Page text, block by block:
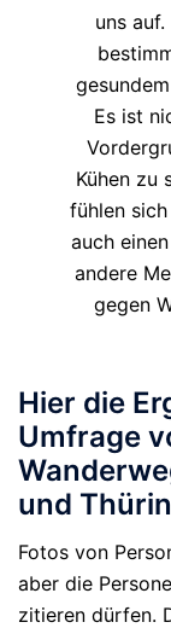
uns
Es ist
Kühen zu
fühlen
auch
andere
gegen
Hier die
Umfrage
und
Fotos von
aber die
zitieren dürfen.